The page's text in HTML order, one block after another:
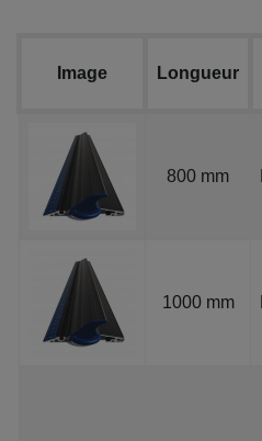
Image Longueur
800 mm
1000 mm